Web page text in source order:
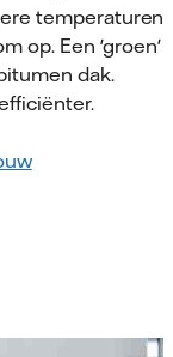
temperaturen
op. Een 'groen'
dak.